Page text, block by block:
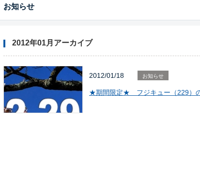
お知らせ
2012年01月アーカイブ
2012/01/18 お知らせ
★期間限定★ フジキュー（229）